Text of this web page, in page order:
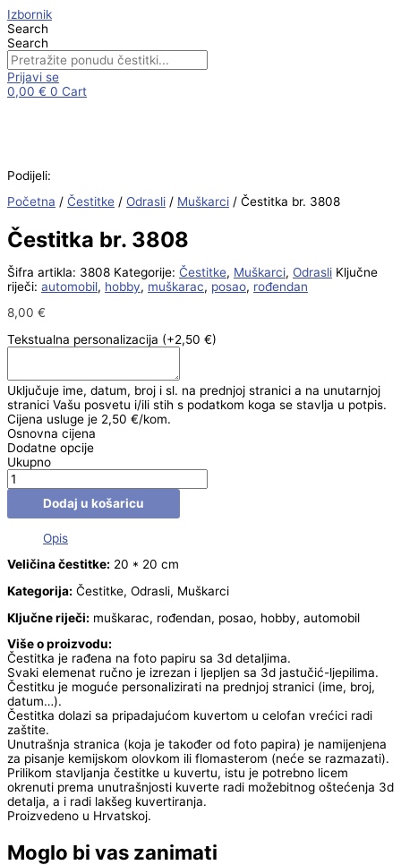
to
content
Izbornik
Search
Search
Prijavi se
0,00 € 0 Cart
Podijeli:
Početna / Čestitke / Odrasli / Muškarci / Čestitka br. 3808
Čestitka br. 3808
Šifra artikla: 3808 Kategorije: Čestitke, Muškarci, Odrasli Ključne
riječi: automobil, hobby, muškarac, posao, rođendan
8,00 €
Tekstualna personalizacija (+2,50 €)
Uključuje ime, datum, broj i sl. na prednjoj stranici a na unutarnjoj
stranici Vašu posvetu i/ili stih s podatkom koga se stavlja u potpis.
Cijena usluge je 2,50 €/kom.
Osnovna cijena
Dodatne opcije
Ukupno
Čestitka
br.
3808
količina
Dodaj u košaricu
Opis
Veličina čestitke: 20 * 20 cm
Kategorija: Čestitke, Odrasli, Muškarci
Ključne riječi: muškarac, rođendan, posao, hobby, automobil
Više o proizvodu:
Čestitka je rađena na foto papiru sa 3d detaljima.
Svaki elemenat ručno je izrezan i ljepljen sa 3d jastučić-ljepilima.
Čestitku je moguće personalizirati na prednjoj stranici (ime, broj,
datum…).
Čestitka dolazi sa pripadajućom kuvertom u celofan vrećici radi
zaštite.
Unutrašnja stranica (koja je također od foto papira) je namijenjena
za pisanje kemijskom olovkom ili flomasterom (neće se razmazati).
Prilikom stavljanja čestitke u kuvertu, istu je potrebno licem
okrenuti prema unutrašnjosti kuverte radi možebitnog oštećenja 3d
detalja, a i radi lakšeg kuvertiranja.
Proizvedeno u Hrvatskoj.
Moglo bi vas zanimati